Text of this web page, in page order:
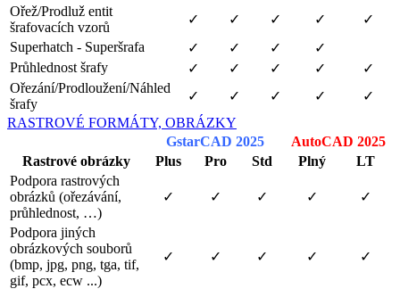
Ořež/Prodluž entit
šrafovacích vzorů
✓ ✓ ✓ ✓
✓
Superhatch - Superšrafa
✓ ✓ ✓
✓
Průhlednost šrafy
✓ ✓ ✓ ✓
✓
Ořezání/Prodloužení/Náhled
šrafy
✓ ✓ ✓ ✓
✓
RASTROVÉ FORMÁTY, OBRÁZKY
GstarCAD 2025
AutoCAD 2025
Rastrové obrázky
Plus Pro Std Plný
LT
Podpora rastrových
obrázků (ořezávání,
průhlednost, …)
✓ ✓ ✓ ✓ ✓
Podpora jiných
obrázkových souborů
(bmp, jpg, png, tga, tif,
gif, pcx, ecw ...)
✓ ✓ ✓ ✓ ✓